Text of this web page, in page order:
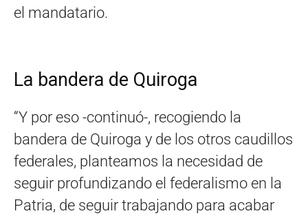
el mandatario.
La bandera de Quiroga
“Y por eso -continuó-, recogiendo la
bandera de Quiroga y de los otros caudillos
federales, planteamos la necesidad de
seguir profundizando el federalismo en la
Patria, de seguir trabajando para acabar